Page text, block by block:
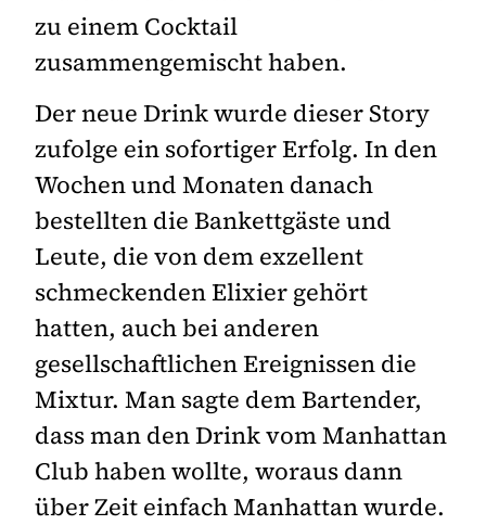
zu einem Cocktail
zusammengemischt haben.
Der neue Drink wurde dieser Story
zufolge ein sofortiger Erfolg. In den
Wochen und Monaten danach
bestellten die Bankettgäste und
Leute, die von dem exzellent
schmeckenden Elixier gehört
hatten, auch bei anderen
gesellschaftlichen Ereignissen die
Mixtur. Man sagte dem Bartender,
dass man den Drink vom Manhattan
Club haben wollte, woraus dann
über Zeit einfach Manhattan wurde.